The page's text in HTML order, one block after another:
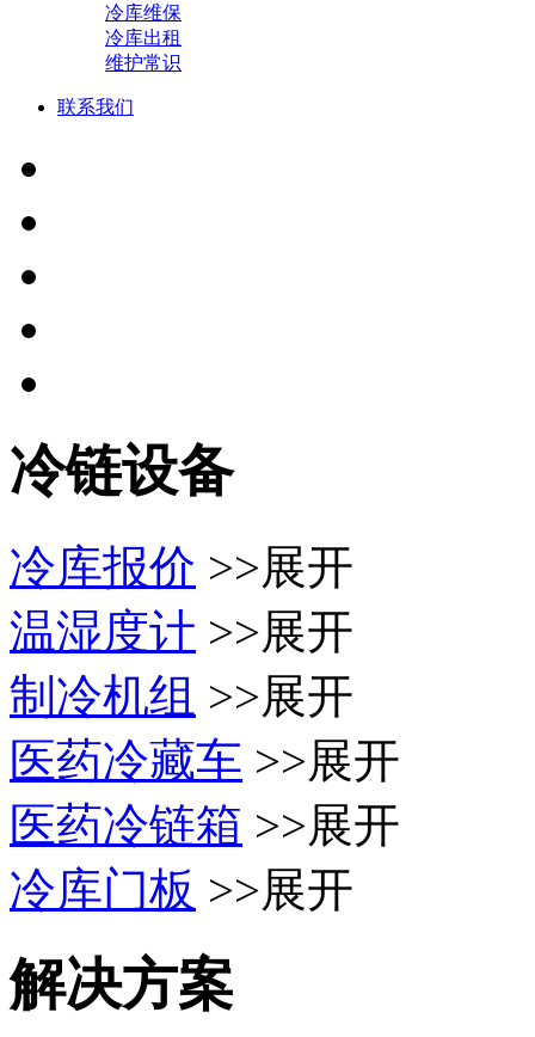
冷库维保
冷库出租
维护常识
联系我们
冷链设备
冷库报价 >>展开
温湿度计 >>展开
制冷机组 >>展开
医药冷藏车 >>展开
医药冷链箱 >>展开
冷库门板 >>展开
解决方案